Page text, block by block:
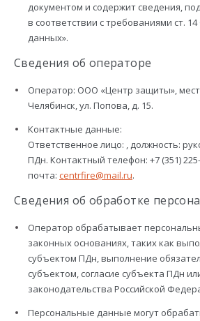
документом и содержит сведения,
в соответствии с требованиями ст.
данных».
Сведения об операторе
Оператор: ООО «Центр защиты»,
Челябинск, ул. Попова, д. 15.
Контактные данные:
Ответственное лицо: , должность:
ПДн. Контактный телефон: +7 (351)
почта: centrfire@mail.ru.
Сведения об обработке
Оператор обрабатывает
законных основаниях, таких как
субъектом ПДн, выполнение
субъектом, согласие субъекта ПДн
законодательства Российской
Персональные данные могут